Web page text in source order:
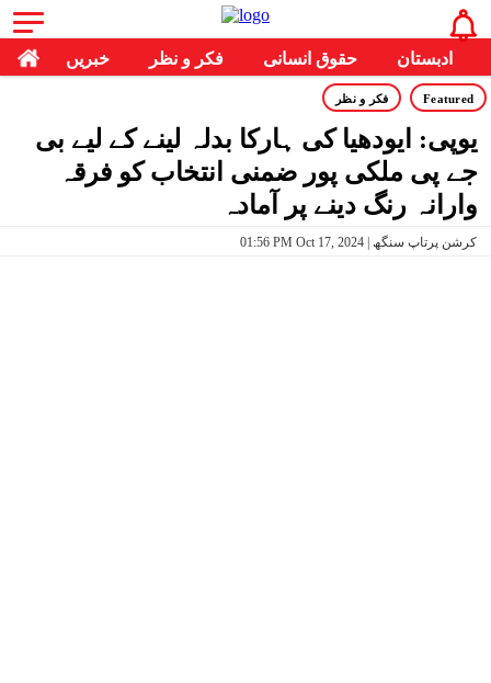
خبریں فکر و نظر حقوق انسانی ادبستان
Featured فکر و نظر
یوپی: ایودھیا کی ہارکا بدلہ لینے کے لیے بی
جے پی ملکی پور ضمنی انتخاب کو فرقہ
وارانہ رنگ دینے پر آمادہ
01:56 PM Oct 17, 2024 | کرشن پرتاپ سنگھ